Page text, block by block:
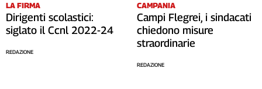
LA FIRMA
Dirigenti scolastici:
siglato il Ccnl 2022-24
REDAZIONE
CAMPANIA
Campi Flegrei, i sindacati
chiedono misure
straordinarie
REDAZIONE